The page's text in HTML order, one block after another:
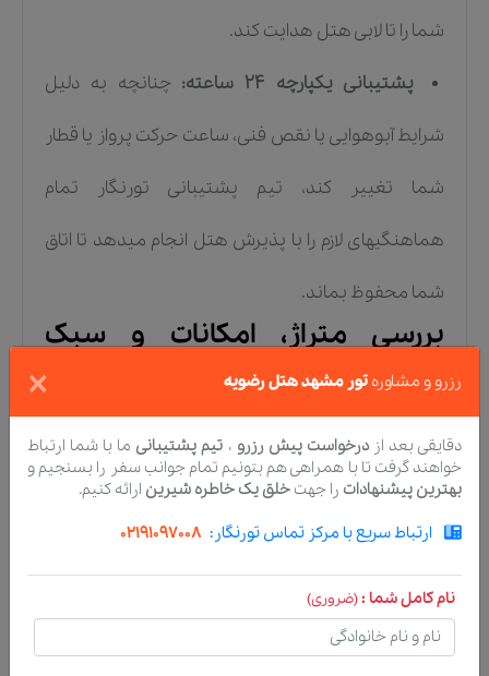
شما را تا لابی هتل هدایت کند.
پشتیبانی یکپارچه ۲۴ ساعته: چنانچه به دلیل
شرایط آبوهوایی یا نقص فنی، ساعت حرکت پرواز یا قطار
شما تغییر کند، تیم پشتیبانی تورنگار تمام
هماهنگیهای لازم را با پذیرش هتل انجام میدهد تا اتاق
شما محفوظ بماند.
بررسی متراژ، امکانات و سبک
معماری واحدهای اقامتی هتل
رضویه
ساختمان ۱۳ طبقه هتل رضویه مشهد دارای ۹۲ واحد اقامتی
متنوع است که شامل اتاقهای دو تخته، سه تخته، چهار تخته
و سوئیتهای فلت و دوخوابه میشود. طراحی داخلی اتاقها
تلفیقی از معماری کلاسیک و امکانات مدرن هتلداری است که
فضایی دلنشین و آرام را پس از یک روز زیارت و گردش فراهم
رزرو و مشاوره تور مشهد هتل رضویه ×
دقایقی بعد ازدرخواست پیش رزرو ، تیم پشتیبانی ما با شما ارتباط
خواهند گرفت تا با همراهی هم بتونیم تمام جوانب سفر را بسنجیم و
بهترین پیشنهادات را جهت خلق یک خاطره شیرین ارائه کنیم.
ارتباط سریع با مرکز تماس تورنگار: 02191097008
نام کامل شما :(ضروری)